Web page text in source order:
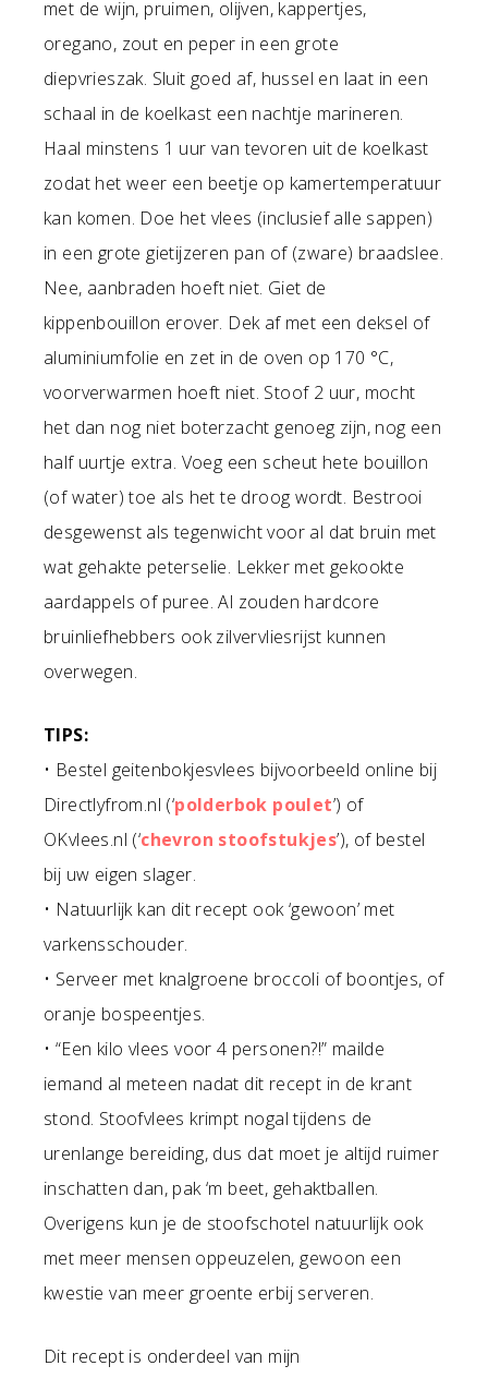
met de wijn, pruimen, olijven, kappertjes,
oregano, zout en peper in een grote
diepvrieszak. Sluit goed af, hussel en laat in een
schaal in de koelkast een nachtje marineren.
Haal minstens 1 uur van tevoren uit de koelkast
zodat het weer een beetje op kamertemperatuur
kan komen. Doe het vlees (inclusief alle sappen)
in een grote gietijzeren pan of (zware) braadslee.
Nee, aanbraden hoeft niet. Giet de
kippenbouillon erover. Dek af met een deksel of
aluminiumfolie en zet in de oven op 170 °C,
voorverwarmen hoeft niet. Stoof 2 uur, mocht
het dan nog niet boterzacht genoeg zijn, nog een
half uurtje extra. Voeg een scheut hete bouillon
(of water) toe als het te droog wordt. Bestrooi
desgewenst als tegenwicht voor al dat bruin met
wat gehakte peterselie. Lekker met gekookte
aardappels of puree. Al zouden hardcore
bruinliefhebbers ook zilvervliesrijst kunnen
overwegen.
TIPS:
• Bestel geitenbokjesvlees bijvoorbeeld online bij
Directlyfrom.nl (‘polderbok poulet’) of
OKvlees.nl (‘chevron stoofstukjes’), of bestel
bij uw eigen slager.
• Natuurlijk kan dit recept ook ‘gewoon’ met
varkensschouder.
• Serveer met knalgroene broccoli of boontjes, of
oranje bospeentjes.
• “Een kilo vlees voor 4 personen?!” mailde
iemand al meteen nadat dit recept in de krant
stond. Stoofvlees krimpt nogal tijdens de
urenlange bereiding, dus dat moet je altijd ruimer
inschatten dan, pak ‘m beet, gehaktballen.
Overigens kun je de stoofschotel natuurlijk ook
met meer mensen oppeuzelen, gewoon een
kwestie van meer groente erbij serveren.
Dit recept is onderdeel van mijn